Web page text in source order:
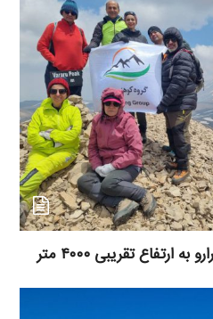
تقریبی ۴۰۰۰ متر